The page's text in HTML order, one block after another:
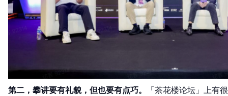
第二，攀讲要有礼貌，但也要有点巧。
「茶花楼论坛」上有